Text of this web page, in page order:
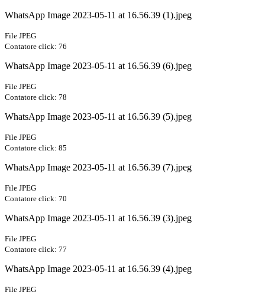
WhatsApp Image 2023-05-11 at 16.56.39 (1).jpeg
File JPEG
Contatore click: 76
WhatsApp Image 2023-05-11 at 16.56.39 (6).jpeg
File JPEG
Contatore click: 78
WhatsApp Image 2023-05-11 at 16.56.39 (5).jpeg
File JPEG
Contatore click: 85
WhatsApp Image 2023-05-11 at 16.56.39 (7).jpeg
File JPEG
Contatore click: 70
WhatsApp Image 2023-05-11 at 16.56.39 (3).jpeg
File JPEG
Contatore click: 77
WhatsApp Image 2023-05-11 at 16.56.39 (4).jpeg
File JPEG